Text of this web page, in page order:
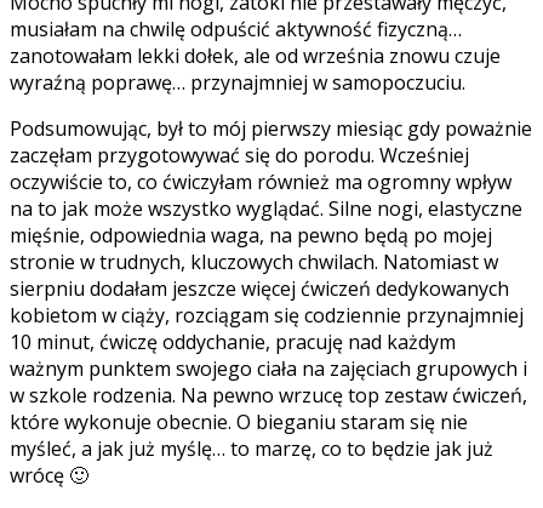
musiałam na chwilę odpuścić aktywność fizyczną…
zanotowałam lekki dołek, ale od września znowu czuje
wyraźną poprawę… przynajmniej w samopoczuciu.
Podsumowując, był to mój pierwszy miesiąc gdy poważnie
zaczęłam przygotowywać się do porodu. Wcześniej
oczywiście to, co ćwiczyłam również ma ogromny wpływ
na to jak może wszystko wyglądać. Silne nogi, elastyczne
mięśnie, odpowiednia waga, na pewno będą po mojej
stronie w trudnych, kluczowych chwilach. Natomiast w
sierpniu dodałam jeszcze więcej ćwiczeń dedykowanych
kobietom w ciąży, rozciągam się codziennie przynajmniej
10 minut, ćwiczę oddychanie, pracuję nad każdym
ważnym punktem swojego ciała na zajęciach grupowych i
w szkole rodzenia. Na pewno wrzucę top zestaw ćwiczeń,
które wykonuje obecnie. O bieganiu staram się nie
myśleć, a jak już myślę… to marzę, co to będzie jak już
wrócę 🙂